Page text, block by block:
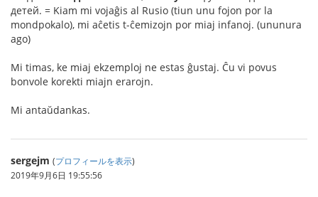
детей. = Kiam mi vojaĝis al Rusio (tiun unu fojon por la
mondpokalo), mi aĉetis t-ĉemizojn por miaj infanoj. (ununura
ago)
Mi timas, ke miaj ekzemploj ne estas ĝustaj. Ĉu vi povus
bonvole korekti miajn erarojn.
Mi antaŭdankas.
sergejm (プロフィールを表示)
2019年9月6日 19:55:56